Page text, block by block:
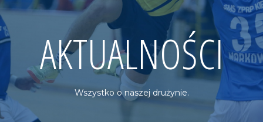
AKTUALNOŚCI
Wszystko o naszej drużynie.